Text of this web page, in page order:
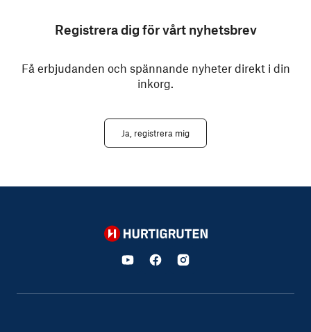
Registrera dig för vårt nyhetsbrev
Få erbjudanden och spännande nyheter direkt i din
inkorg.
Ja, registrera mig
Hurtigruten